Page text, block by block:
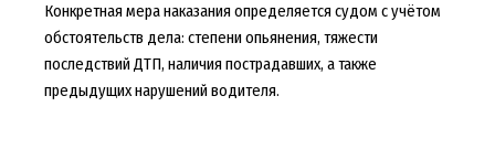
Конкретная мера наказания определяется судом с учётом
обстоятельств дела: степени опьянения, тяжести
последствий ДТП, наличия пострадавших, а также
предыдущих нарушений водителя.